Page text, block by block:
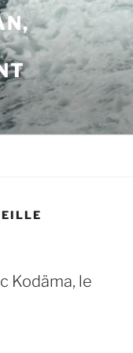
Kodäma, le